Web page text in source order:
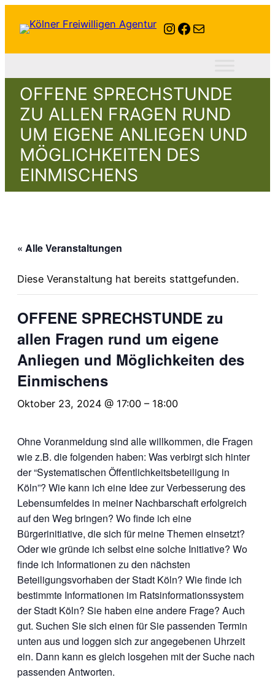
Instagram
Facebook
E-Mail
OFFENE SPRECHSTUNDE
ZU ALLEN FRAGEN RUND
UM EIGENE ANLIEGEN UND
MÖGLICHKEITEN DES
EINMISCHENS
« Alle Veranstaltungen
Diese Veranstaltung hat bereits stattgefunden.
OFFENE SPRECHSTUNDE zu
allen Fragen rund um eigene
Anliegen und Möglichkeiten des
Einmischens
Oktober 23, 2024 @ 17:00 – 18:00
Ohne Voranmeldung sind alle willkommen, die Fragen
wie z.B. die folgenden haben: Was verbirgt sich hinter
der “Systematischen Öffentlichkeitsbeteiligung in
Köln”? Wie kann ich eine Idee zur Verbesserung des
Lebensumfeldes in meiner Nachbarschaft erfolgreich
auf den Weg bringen? Wo finde ich eine
Bürgerinitiative, die sich für meine Themen einsetzt?
Oder wie gründe ich selbst eine solche Initiative? Wo
finde ich Informationen zu den nächsten
Beteiligungsvorhaben der Stadt Köln? Wie finde ich
bestimmte Informationen im Ratsinformationssystem
der Stadt Köln? Sie haben eine andere Frage? Auch
gut. Suchen Sie sich einen für Sie passenden Termin
unten aus und loggen sich zur angegebenen Uhrzeit
ein. Dann kann es gleich losgehen mit der Suche nach
passenden Antworten.